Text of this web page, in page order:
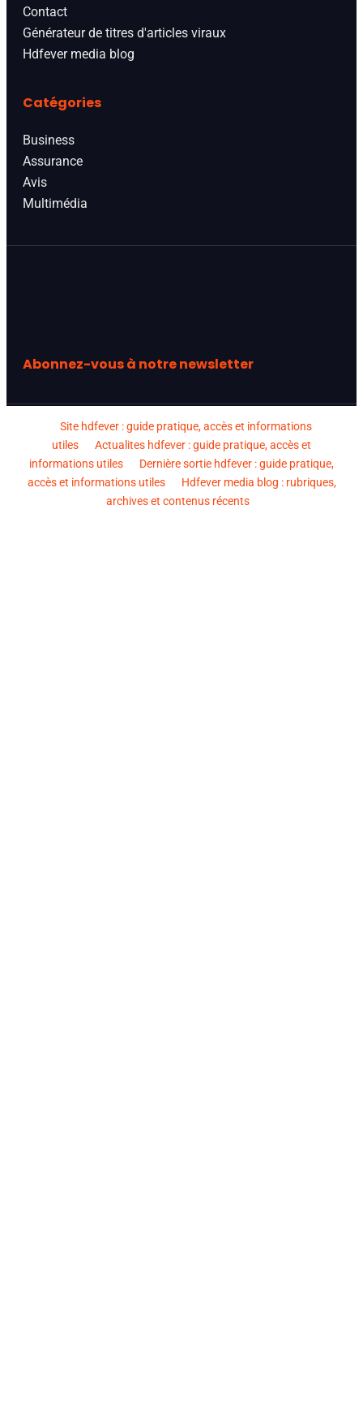
Contact
Générateur de titres d'articles viraux
Hdfever media blog
Catégories
Business
Assurance
Avis
Multimédia
Abonnez-vous à notre newsletter
Site hdfever : guide pratique, accès et informations
utiles
Actualites hdfever : guide pratique, accès et
informations utiles
Dernière sortie hdfever : guide pratique,
accès et informations utiles
Hdfever media blog : rubriques,
archives et contenus récents